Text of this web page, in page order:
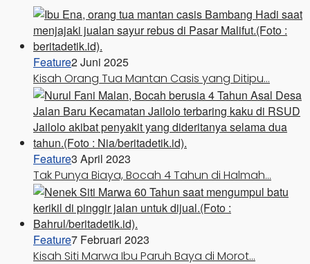
Feature2 Juni 2025
Kisah Orang Tua Mantan Casis yang Ditipu…
Feature3 April 2023
Tak Punya Biaya, Bocah 4 Tahun di Halmah…
Feature7 Februari 2023
Kisah Siti Marwa Ibu Paruh Baya di Morot…